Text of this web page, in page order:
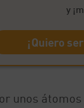
y
¡Quiero
unos